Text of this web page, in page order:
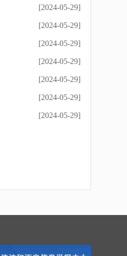
[2024-05-29]
[2024-05-29]
[2024-05-29]
[2024-05-29]
[2024-05-29]
[2024-05-29]
[2024-05-29]